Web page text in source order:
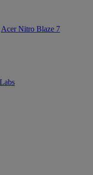
Acer Nitro Blaze 7